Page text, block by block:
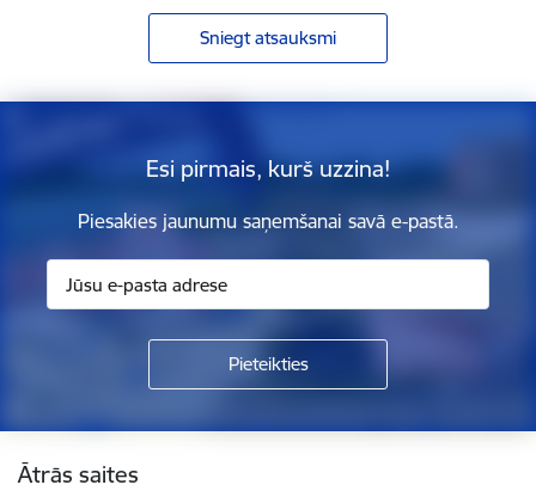
Sniegt atsauksmi
Esi pirmais, kurš uzzina!
Piesakies jaunumu saņemšanai savā e-pastā.
Ātrās saites